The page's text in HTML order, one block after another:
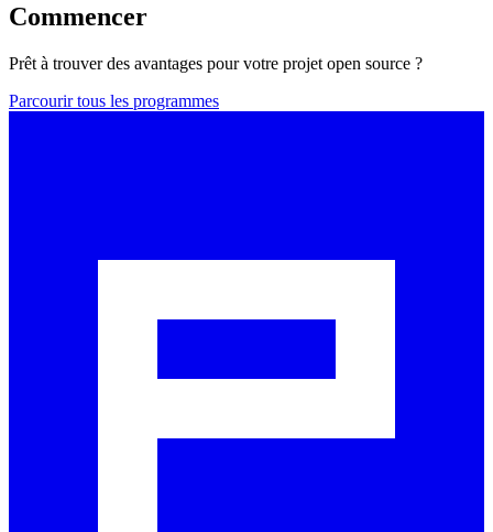
Commencer
Prêt à trouver des avantages pour votre projet open source ?
Parcourir tous les programmes